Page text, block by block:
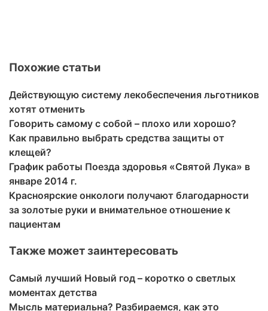
Похожие статьи
Действующую систему лекобеспечения льготников
хотят отменить
Говорить самому с собой – плохо или хорошо?
Как правильно выбрать средства защиты от
клещей?
График работы Поезда здоровья «Святой Лука» в
январе 2014 г.
Красноярские онкологи получают благодарности
за золотые руки и внимательное отношение к
пациентам
Также может заинтересовать
Самый лучший Новый год – коротко о светлых
моментах детства
Мысль материальна? Разбираемся, как это